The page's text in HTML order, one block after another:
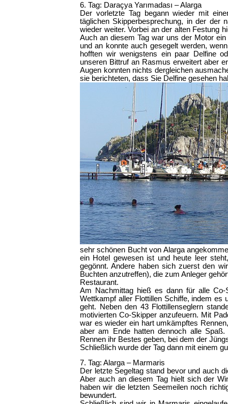
6. Tag: Daraçya Yarımadası – Alarga
Der vorletzte Tag begann wieder mit
täglichen Skipperbesprechung, in der der
wieder weiter. Vorbei an der alten Festung
Auch an diesem Tag war uns der Motor
und an konnte auch gesegelt werden,
hofften wir wenigstens ein paar Delfine
unseren Bittruf an Rasmus erweitert aber
Augen konnten nichts dergleichen
sie berichteten, dass Sie Delfine gesehen
sehr schönen Bucht von Alarga
ein Hotel gewesen ist und heute leer
gegönnt. Andere haben sich zuerst den
Buchten anzutreffen), die zum Anleger
Restaurant.
Am Nachmittag hieß es dann für alle Co-
Wettkampf aller Flottillen Schiffe, indem
geht. Neben den 43 Flottillenseglern
motivierten Co-Skipper anzufeuern. Mit
war es wieder ein hart umkämpftes
aber am Ende hatten dennoch alle
Rennen ihr Bestes geben, bei dem der
Schließlich wurde der Tag dann mit einem
7. Tag: Alarga – Marmaris
Der letzte Segeltag stand bevor und auch
Aber auch an diesem Tag hielt sich der
haben wir die letzten Seemeilen noch
bewundert.